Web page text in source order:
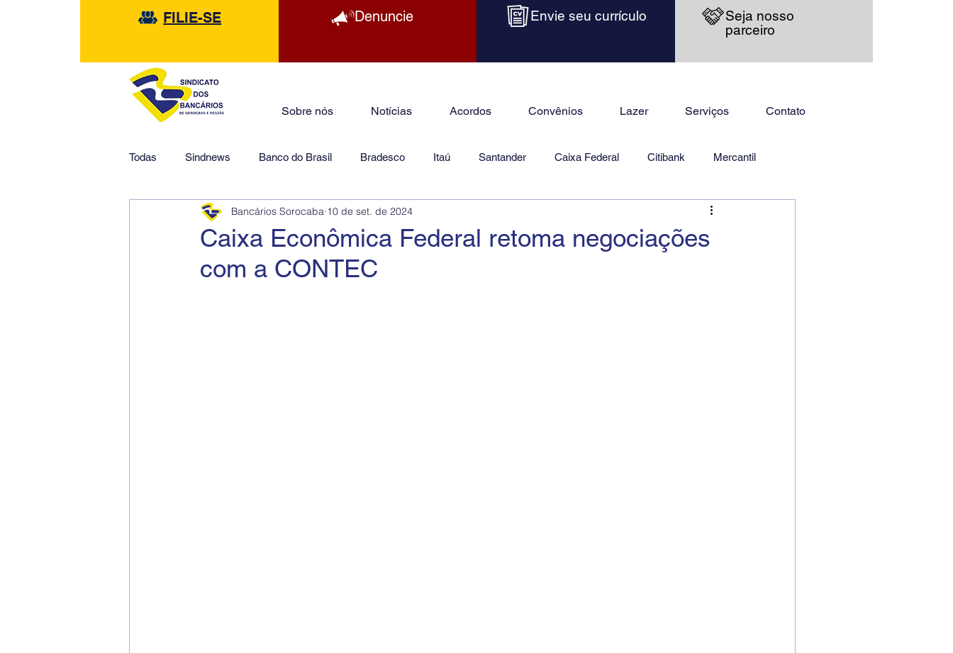
FILIE-SE Denuncie Envie seu currículo
Seja nosso
parceiro
Sobre nós Notícias Acordos Convênios Lazer Serviços Contato
Todas Sindnews Banco do Brasil Bradesco Itaú Santander Caixa Federal Citibank Mercantil
HSBC Financeiras Jurídico
Caixa Econômica Federal retoma negociações
com a CONTEC
Bancários Sorocaba 10 de set. de 2024